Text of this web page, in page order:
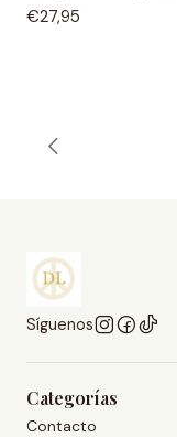
€27,95
Síguenos
Categorías
Contacto